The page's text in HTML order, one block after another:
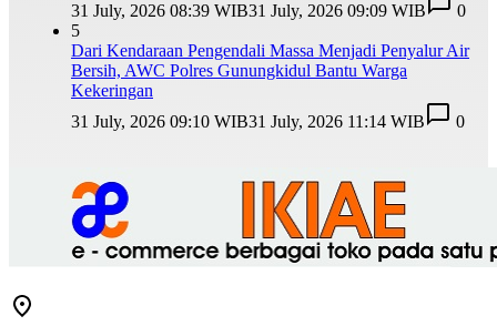
31 July, 2026 08:39 WIB31 July, 2026 09:09 WIB
0
5
Dari Kendaraan Pengendali Massa Menjadi Penyalur Air
Bersih, AWC Polres Gunungkidul Bantu Warga
Kekeringan
31 July, 2026 09:10 WIB31 July, 2026 11:14 WIB 0